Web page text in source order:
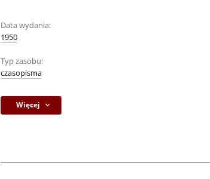
Data wydania:
1950
Typ zasobu:
czasopisma
Więcej